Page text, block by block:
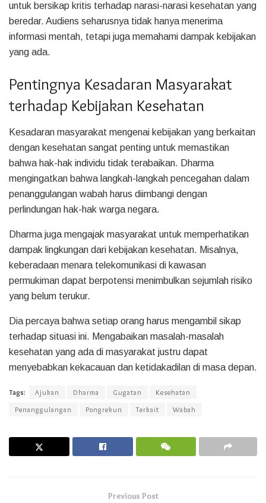
untuk bersikap kritis terhadap narasi-narasi kesehatan yang
beredar. Audiens seharusnya tidak hanya menerima
informasi mentah, tetapi juga memahami dampak kebijakan
yang ada.
Pentingnya Kesadaran Masyarakat
terhadap Kebijakan Kesehatan
Kesadaran masyarakat mengenai kebijakan yang berkaitan
dengan kesehatan sangat penting untuk memastikan
bahwa hak-hak individu tidak terabaikan. Dharma
mengingatkan bahwa langkah-langkah pencegahan dalam
penanggulangan wabah harus diimbangi dengan
perlindungan hak-hak warga negara.
Dharma juga mengajak masyarakat untuk memperhatikan
dampak lingkungan dari kebijakan kesehatan. Misalnya,
keberadaan menara telekomunikasi di kawasan
permukiman dapat berpotensi menimbulkan sejumlah risiko
yang belum terukur.
Dia percaya bahwa setiap orang harus mengambil sikap
terhadap situasi ini. Mengabaikan masalah-masalah
kesehatan yang ada di masyarakat justru dapat
menyebabkan kekacauan dan ketidakadilan di masa depan.
Tags: Ajukan Dharma Gugatan
Kesehatan
Penanggulangan
Pongrekun Terkait Wabah
Previous Post